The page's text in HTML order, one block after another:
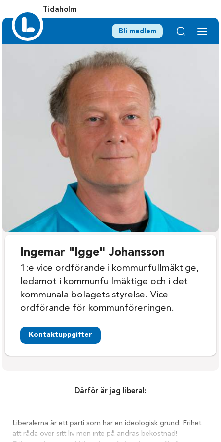
Tidaholm
Bli medlem
Ingemar "Igge" Johansson
1:e vice ordförande i kommunfullmäktige,
ledamot i kommunfullmäktige och i det
kommunala bolagets styrelse. Vice
ordförande för kommunföreningen.
Kontaktuppgifter
Därför är jag liberal:
Liberalerna är ett parti som har en ideologisk grund: Frihet
att råda över sitt liv men inte på andras bekostnad!